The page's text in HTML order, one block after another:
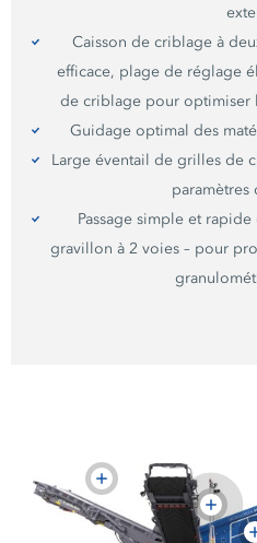
Caisson de criblage à
efficace, plage de réglage
de criblage pour optimiser
Guidage optimal des
Large éventail de grilles de
Passage simple et
gravillon à 2 voies – pour